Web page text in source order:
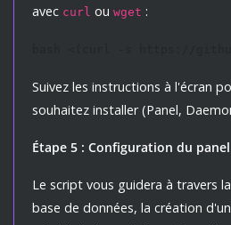
avec curl ou wget :
Suivez les instructions à l'écran
souhaitez installer (Panel,
Étape 5 : Configuration du panel
Le script vous guidera à travers
base de données, la création